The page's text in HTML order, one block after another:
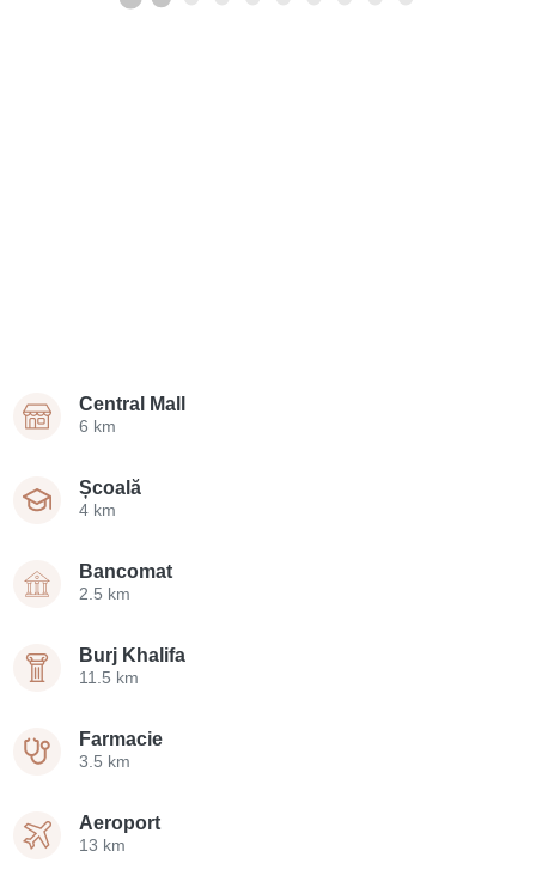
Central Mall
6 km
Școală
4 km
Bancomat
2.5 km
Burj Khalifa
11.5 km
Farmacie
3.5 km
Aeroport
13 km